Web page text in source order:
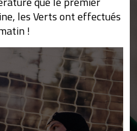
les Verts ont effectués
!